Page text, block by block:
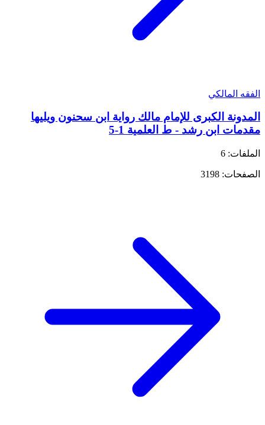
الفقه المالكي
المدونة الكبرى للإمام مالك رواية ابن سحنون ويليها
مقدمات ابن رشد - ط العلمية 1-5
الملفات: 6
الصفحات: 3198